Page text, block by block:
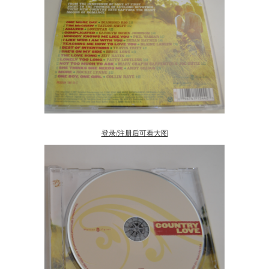
登录/注册后可看大图